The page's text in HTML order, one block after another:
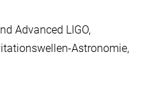
Advanced LIGO
Astronomie